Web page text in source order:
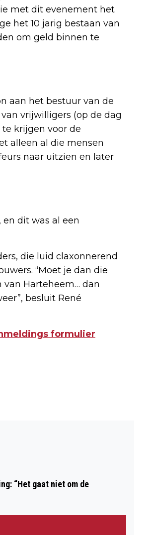
met dit evenement het
het 10 jarig bestaan van
om geld binnen te
aan het bestuur van de
vrijwilligers (op de dag
krijgen voor de
alleen al die mensen
naar uitzien en later
dit was al een
die luid claxonnerend
“Moet je dan die
van Harteheem… dan
besluit René
formulier
OP LAAN DER
“Het gaat niet om de